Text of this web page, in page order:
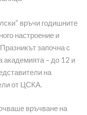
връчи годишните
настроение и
започна с
академията – до 12 и
на
от ЦСКА.
връчване на